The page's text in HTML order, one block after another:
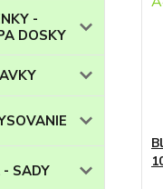
-
DOSKY
- SADY